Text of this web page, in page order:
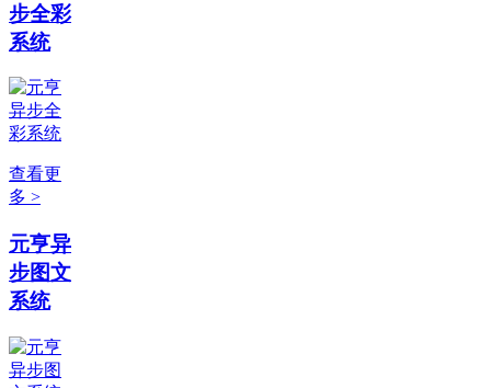
步全彩
系统
查看更
多 >
元亨异
步图文
系统